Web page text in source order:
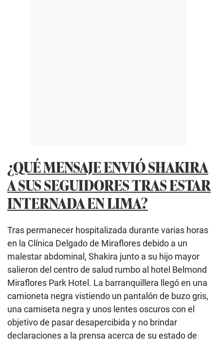
¿QUÉ MENSAJE ENVIÓ SHAKIRA
A SUS SEGUIDORES TRAS ESTAR
INTERNADA EN LIMA?
Tras permanecer hospitalizada durante varias horas
en la Clínica Delgado de Miraflores debido a un
malestar abdominal, Shakira junto a su hijo mayor
salieron del centro de salud rumbo al hotel Belmond
Miraflores Park Hotel. La barranquillera llegó en una
camioneta negra vistiendo un pantalón de buzo gris,
una camiseta negra y unos lentes oscuros con el
objetivo de pasar desapercibida y no brindar
declaraciones a la prensa acerca de su estado de